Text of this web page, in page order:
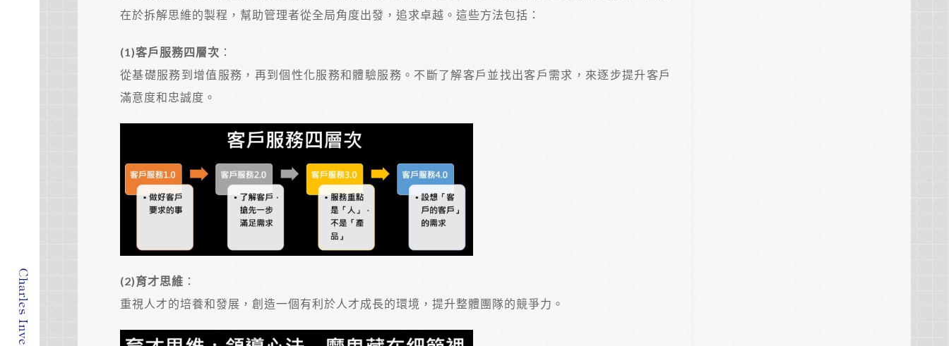
在於拆解思維的製程，幫助管理者從全局角度出發，追求卓越。這些方法包括：
(1)客戶服務四層次 ：
從基礎服務到增值服務，再到個性化服務和體驗服務。不斷了解客戶並找出客戶需求，來逐步提升客戶
滿意度和忠誠度。
(2)育才思維 ：
重視人才的培養和發展，創造一個有利於人才成長的環境，提升整體團隊的競爭力。